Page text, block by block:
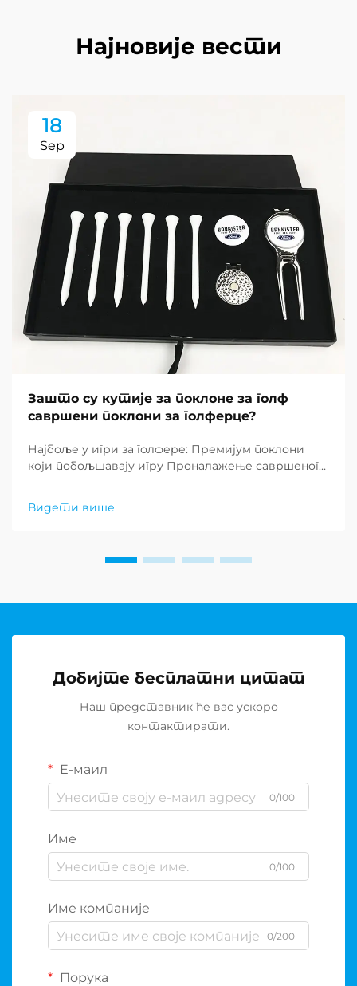
Најновије вести
18
Sep
Зашто су кутије за поклоне за голф
савршени поклони за голферце?
Најбоље у игри за голфере: Премијум поклони
који побољшавају игру Проналажење савршеног
изузетно решење које комбинује практичност
Видети више
Добијте бесплатни цитат
Наш представник ће вас ускоро
контактирати.
Е-маил
0/100
Име
0/100
Име компаније
0/200
Порука